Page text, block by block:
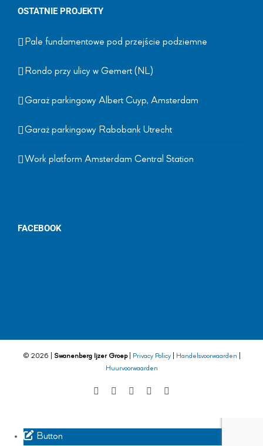
OSTATNIE PROJEKTY
Pale fundamentowe pod przejście podziemne
Rondo przy ulicy w Gemert (NL)
Garaż parkingowy Albert Cuyp, Amsterdam
Garaż parkingowy Rabobank Utrecht
Work platform Amsterdam Central Station
FACEBOOK
© 2026 | Swanenberg Ijzer Groep| Privacy Policy| Handelsvoorwaarden
Huurvoorwaarden
Facebook
TwitterInstagramLinkedIn
Button